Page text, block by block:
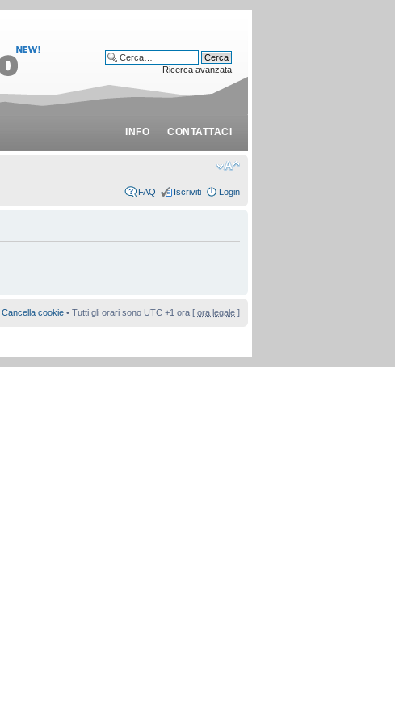
INFO CONTATTACI
Ricerca avanzata
FAQ Iscriviti Login
Cancella cookie • Tutti gli orari sono UTC +1 ora [ ora legale ]